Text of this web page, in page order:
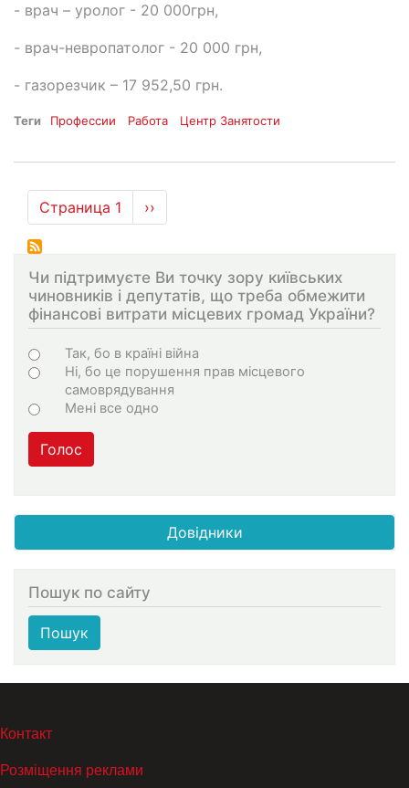
- врач – уролог - 20 000грн,
- врач-невропатолог - 20 000 грн,
- газорезчик – 17 952,50 грн.
Теги Профессии Работа Центр Занятости
Нумерация
страниц
Страница 1
Следующая
страница
››
Чи підтримуєте Ви точку зору київських
чиновників і депутатів, що треба обмежити
фінансові витрати місцевих громад України?
Choices
Так, бо в країні війна
Ні, бо це порушення прав місцевого
самоврядування
Мені все одно
Голос
Довідники
Пошук по сайту
Пошук
МЕНЮ В ПОДВАЛЕ
Контакт
Розміщення реклами